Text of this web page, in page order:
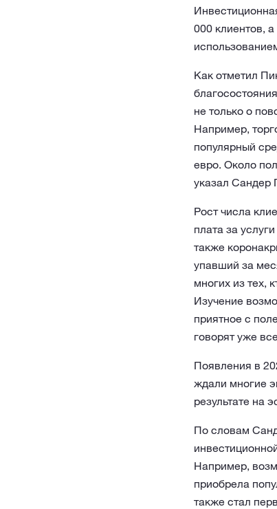
000 клиентов,
Как отметил
не только о
Например,
популярный
евро. Около
указал Сандер
Рост числа
плата за
также
упавший за
многих из тех,
Изучение
приятное с
говорят уже
Появления в
ждали многие
результате на
По словам
Например,
приобрела
также стал